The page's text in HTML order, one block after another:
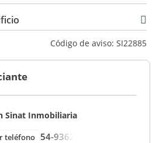
SOM - CODIGO: SI22885
Código de aviso: SI22885
Sinat Inmobiliaria
teléfono 54-9362